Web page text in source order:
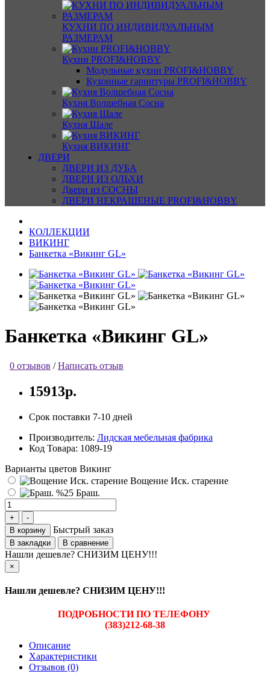
КУХНИ ПО ИНДИВИДУАЛЬНЫМ
РАЗМЕРАМ
Кухни PROFI&HOBBY
Модульные кухни PROFI&HOBBY
Кухонные гарнитуры PROFI&HOBBY
Кухня Волшебная Сосна
Кухня Шале
Кухня ВИКИНГ
ДВЕРИ
ДВЕРИ ИЗ ДУБА
ДВЕРИ ИЗ ОЛЬХИ
Двери из СОСНЫ
ДВЕРИ НЕКРАШЕНЫЕ PROFI&HOBBY
КОЛЛЕКЦИИ
ВИКИНГ
Банкетка «Викинг GL»
Банкетка «Викинг GL»
0 отзывов /Написать отзыв
15913р.
Срок поставки 7-10 дней
Производитель: Лидская мебельная фабрика
Код Товара: 1089-19
Варианты цветов Викинг
Вощение Иск. старение
Браш.
В корзину Быстрый заказ
В закладки В сравнение
Нашли дешевле? СНИЗИМ ЦЕНУ!!!
×
Нашли дешевле? СНИЗИМ ЦЕНУ!!!
ПОДРОБНОСТИ ПО ТЕЛЕФОНУ
(383)212-68-38
Описание
Характеристики
Отзывов (0)